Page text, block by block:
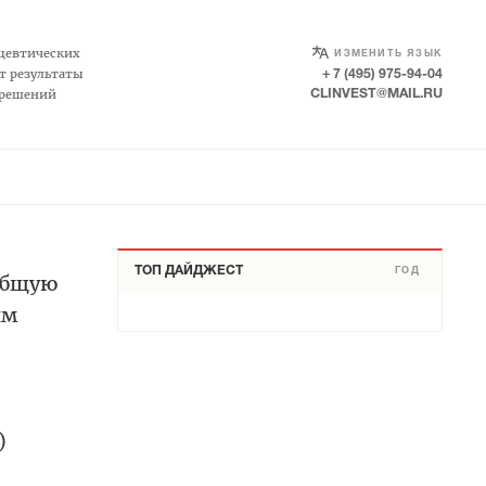
результаты
ИЗМЕНИТЬ ЯЗЫК
SELECT LANGUAGE
+ 7 (495) 975-94-04
CLINVEST@MAIL.RU
ТОП ДАЙДЖЕСТ ГОД